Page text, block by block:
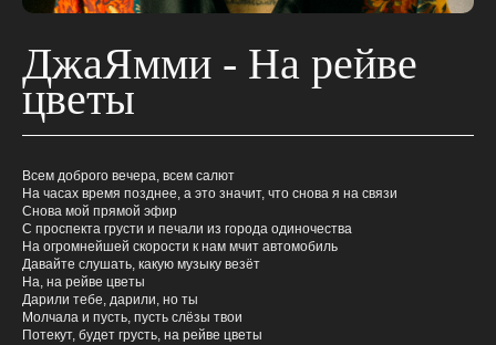
ДжаЯмми - На рейве
цветы
Всем доброго вечера, всем салют
На часах время позднее, а это значит, что снова я на связи
Снова мой прямой эфир
С проспекта грусти и печали из города одиночества
На огромнейшей скорости к нам мчит автомобиль
Давайте слушать, какую музыку везёт
На, на рейве цветы
Дарили тебе, дарили, но ты
Молчала и пусть, пусть слёзы твои
Потекут, будет грусть, на рейве цветы